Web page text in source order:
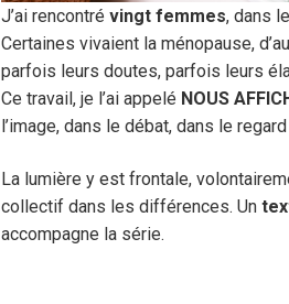
J’ai rencontré vingt femmes, dans
Certaines vivaient la ménopause,
parfois leurs doutes, parfois leurs
Ce travail, je l’ai appelé NOUS
l’image, dans le débat, dans le
La lumière y est frontale,
collectif dans les différences. Un
accompagne la série.